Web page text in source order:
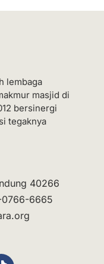
lembaga
masjid di
bersinergi
tegaknya
40266
0766-6665